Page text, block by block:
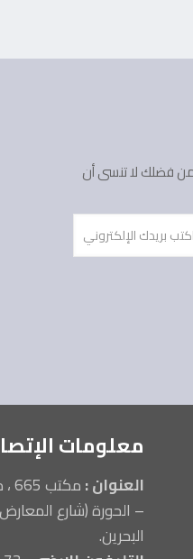
من فضلك لا تنسى أن
معلومات
العنوان :
– الحورة (شارع
البحرين.